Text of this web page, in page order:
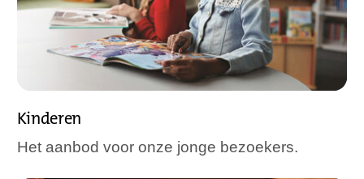
Kinderen
Het aanbod voor onze jonge bezoekers.